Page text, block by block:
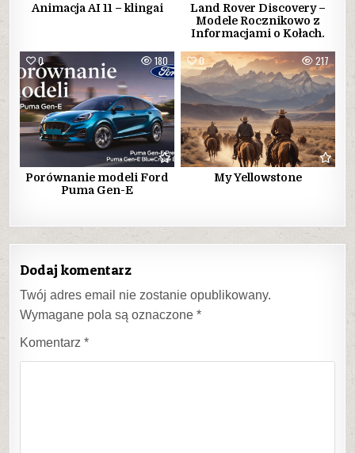
Animacja AI 11 – klingai
Land Rover Discovery –
Modele Rocznikowo z
Informacjami o Kołach.
0 180
Porównanie modeli Ford
Puma Gen-E
0 217
My Yellowstone
Dodaj komentarz
Twój adres email nie zostanie opublikowany.
Wymagane pola są oznaczone*
Komentarz*